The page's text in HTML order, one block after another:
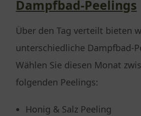
Dampfbad-Peelings
Über den Tag verteilt bieten
unterschiedliche Dampfbad-
Wählen Sie diesen Monat
folgenden Peelings:
Honig & Salz Peeling